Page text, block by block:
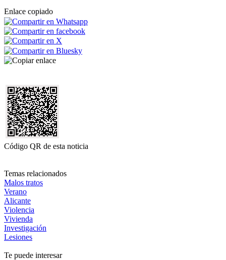
Enlace copiado
Código QR de esta noticia
Temas relacionados
Malos tratos
Verano
Alicante
Violencia
Vivienda
Investigación
Lesiones
Te puede interesar